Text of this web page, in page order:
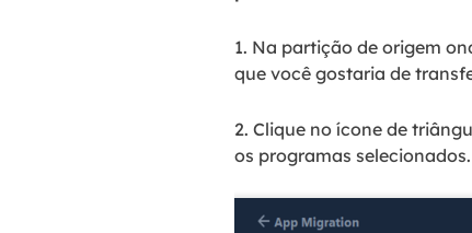
1. Na partição de origem
que você gostaria de
2. Clique no ícone de
os programas selecionados.